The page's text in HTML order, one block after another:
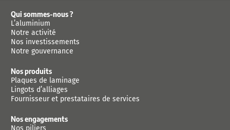
Qui sommes-nous ?
L’aluminium
Notre activité
Nos investissements
Notre gouvernance
Nos produits
Plaques de laminage
Lingots d’alliages
Fournisseur et prestataires de services
Nos engagements